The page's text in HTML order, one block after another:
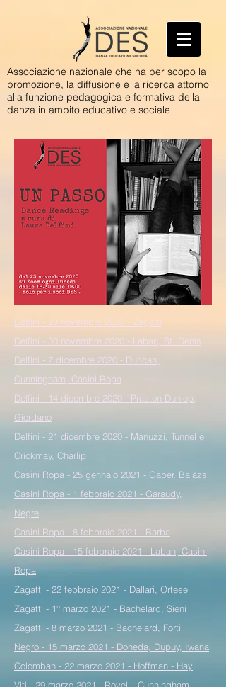
Associazione nazionale che ha per scopo la
promozione, la diffusione e la ricerca attorno
alla funzione pedagogica e formativa della
danza in ambito educativo e sociale
Delfini - 23 novembre 2020 - Zagatti
Delfini - 30 novembre 2020 - Laban, St. Denis
Delfini - 7 dicembre 2020 - Duncan,
Cunningham, Casini Ropa
Delfini - 14 dicembre 2020 - Preston-Dunlop,
Giordano
Delfini - 21 dicembre 2020 - Manuzzi, Tunnel e
Crickmay, Charlip
Casini Ropa - 25 gennaio 2021 - Gaber, Balàzs
Casini Ropa - 1 febbraio 2021 - Garaudy,
Negre
Casini Ropa - 8 febbraio 2021 - Barba
Casini Ropa - 15 febbraio 2021 - Laban, Casini
Ropa
Zagatti - 22 febbraio 2021 - Dallari, Ortese
Zagatti - 1° marzo 2021 - Bachelard, Sieni
Zagatti - 8 marzo 2021 - Bachelard, Forti
Negro - 15 marzo 2021 - Doneda, Dupuy, Iwana
Colomban - 22 marzo 2021 - Hoffman - Hay